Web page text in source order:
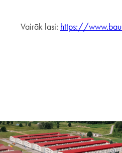
Vairāk lasi: https://